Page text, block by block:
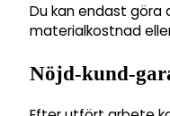
Du kan endast göra
materialkostnad
Nöjd-kund-